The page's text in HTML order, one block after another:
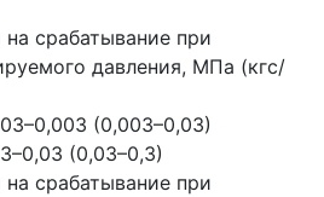
срабатывание при
давления, МПа (кгс/
(0,003–0,03)
(0,03–0,3)
срабатывание при